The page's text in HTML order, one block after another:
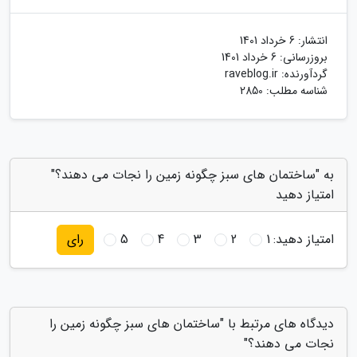
انتشار: 6 خرداد 1401
بروزرسانی: 6 خرداد 1401
گردآورنده: raveblog.ir
شناسه مطلب: 2850
به "ساختمان های سبز چگونه زمین را نجات می دهند؟"
امتیاز دهید
امتیاز دهید:1
2
3
4
5 رای
دیدگاه های مرتبط با "ساختمان های سبز چگونه زمین را
نجات می دهند؟"